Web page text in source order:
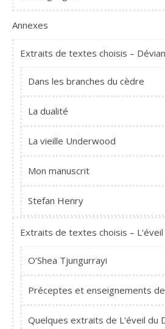
Annexes
Extraits de textes choisis –
Dans les branches du cèdre
La dualité
La vieille Underwood
Mon manuscrit
Stefan Henry
Extraits de textes choisis –
O’Shea Tjungurrayi
Préceptes et enseignements
Quelques extraits de L'éveil du